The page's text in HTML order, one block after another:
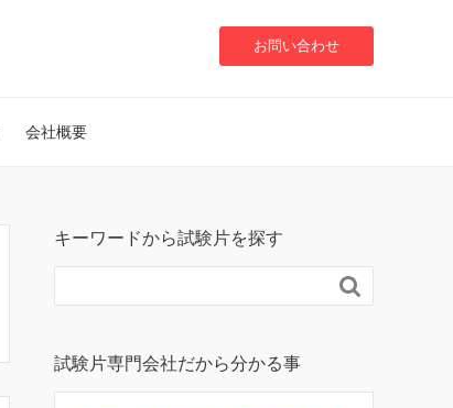
お問い合わせ
会社概要
キーワードから試験片を探す

試験片専門会社だから分かる事